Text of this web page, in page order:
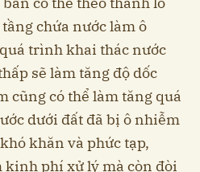
chứa nước làm ô
trình khai thác nước
sẽ làm tăng độ dốc
cũng có thể làm tăng quá
dưới đất đã bị ô nhiễm
khăn và phức tạp,
phí xử lý mà còn đòi